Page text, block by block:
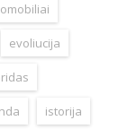
evoliucija
istorija